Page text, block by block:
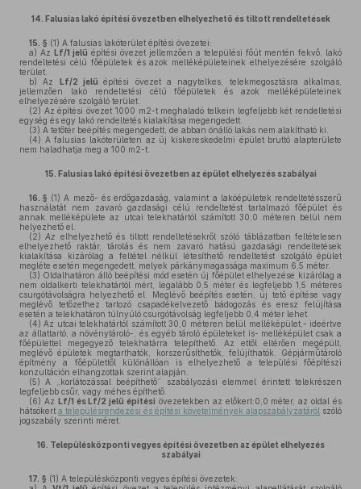
14. Falusias lakó építési övezetben elhelyezhető és tiltott rendeltetések
15. § (1) A falusias lakóterület építési övezetei:
a) Az Lf/1 jelű építési övezet jellemzően a települési főút mentén fekvő, lakó
rendeltetési célú főépületek és azok melléképületeinek elhelyezésére szolgáló
terület.
b) Az Lf/2 jelűépítési övezet a nagytelkes, telekmegosztásra alkalmas,
jellemzően lakó rendeltetési célú főépületek és azok melléképületeinek
elhelyezésére szolgáló terület.
(2) Az építési övezet 1000 m2-t meghaladó telkein legfeljebb két rendeltetési
egység és egy lakó rendeltetés kialakítása megengedett.
(3) A tetőtér beépítés megengedett, de abban önálló lakás nem alakítható ki.
(4) A falusias lakóterületen az új kiskereskedelmi épület bruttó alapterülete
nem haladhatja meg a 100 m2-t.
15. Falusias lakó építési övezetben az épület elhelyezés szabályai
16. § (1) A mező- és erdőgazdaság, valamint a lakóépületek rendeltetésszerű
használatát nem zavaró gazdasági célú rendeltetést tartalmazó főépület és
annak melléképülete az utcai telekhatártól számított 30,0 méteren belül nem
helyezhető el.
(2) Az elhelyezhető és tiltott rendeltetésekről szóló táblázatban feltételesen
elhelyezhető raktár, tárolás és nem zavaró hatású gazdasági rendeltetések
kialakítása kizárólag a feltétel nélkül létesíthető rendeltetést szolgáló épület
megléte esetén megengedett, melyek párkánymagassága maximum 6,5 méter.
(3) Oldalhatáron álló beépítési mód esetén új főépület elhelyezése kizárólag a
nem oldalkerti telekhatártól mért, legalább 0,5 méter és legfeljebb 1,5 méteres
csurgótávolságra helyezhető el. Meglévő beépítés esetén, új tető építése vagy
meglévő tetőzethez tartozó csapadékelvezető bádogozás és eresz felújítása
esetén a telekhatáron túlnyúló csurgótávolság legfeljebb 0,4 méter lehet.
(4) Az utcai telekhatártól számított 30,0 méteren belül melléképület,- ideértve
az állattartó, a növénytároló-, és egyéb tároló épületeket is- melléképület csak a
főépülettel megegyező telekhatárra telepíthető. Az ettől eltérően megépült,
meglévő épületek megtarthatók, korszerűsíthetők, felújíthatók. Gépjárműtároló
építmény a főépülettől különállóan is elhelyezhető a települési főépítészi
konzultáción elhangzottak szerint alapján.
(5) A „korlátozással beépíthető” szabályozási elemmel érintett telekrészen
legfeljebb csűr, vagy méhes építhető.
(6) Az Lf/1 és Lf/2 jelű építési övezetekben az előkert:0,0 méter, az oldal és
hátsókert a településrendezési és építési követelmények alapszabályzatáról szóló
jogszabály szerinti méret.
16. Településközponti vegyes építési övezetben az épület elhelyezés
szabályai
17. § (1) A településközponti vegyes építési övezetek: